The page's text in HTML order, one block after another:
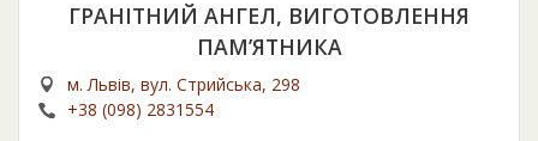
ГРАНІТНИЙ АНГЕЛ, ВИГОТОВЛЕННЯ
ПАМ’ЯТНИКА
м. Львів, вул. Стрийська, 298
+38 (098) 2831554